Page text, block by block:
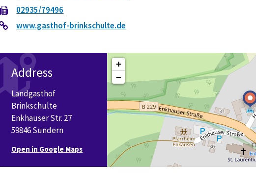
02935/79496
www.gasthof-brinkschulte.de
Address
Landgasthof
Brinkschulte
Enkhauser Str. 27
59846 Sundern
Open in Google Maps
+
−